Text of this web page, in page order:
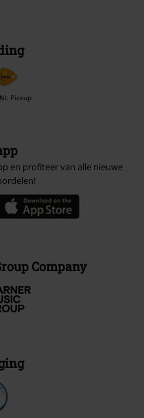
Pickup
en profiteer van alle nieuwe
Company